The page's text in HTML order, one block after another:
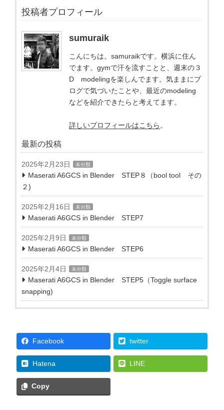
投稿者プロフィール
sumuraik
こんにちは。samuraikです。横浜に住ん
でます。gymで汗を流すことと、週末の３
D modelingを楽しんでます。気ままにブ
ログで気づいたことや、最近のmodeling
などを紹介できたらと考えてます。
詳しいプロフィールはこちら 。
最新の投稿
2025年2月23日 未分類
Maserati A6GCS in Blender STEP８（bool tool その
２)
2025年2月16日 未分類
Maserati A6GCS in Blender STEP7
2025年2月9日 未分類
Maserati A6GCS in Blender STEP6
2025年2月4日 未分類
Maserati A6GCS in Blender STEP5（Toggle surface
snapping)
Facebook twitter
Hatena LINE
Copy